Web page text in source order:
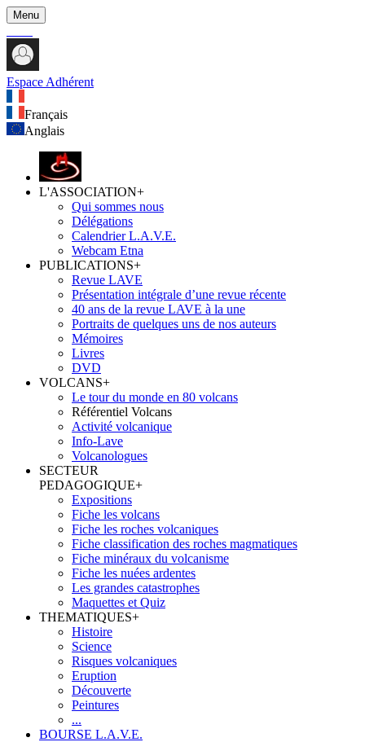
Menu
Espace Adhérent
Français
Anglais
L'ASSOCIATION+
Qui sommes nous
Délégations
Calendrier L.A.V.E.
Webcam Etna
PUBLICATIONS+
Revue LAVE
Présentation intégrale d’une revue récente
40 ans de la revue LAVE à la une
Portraits de quelques uns de nos auteurs
Mémoires
Livres
DVD
VOLCANS+
Le tour du monde en 80 volcans
Référentiel Volcans
Activité volcanique
Info-Lave
Volcanologues
SECTEUR
PEDAGOGIQUE+
Expositions
Fiche les volcans
Fiche les roches volcaniques
Fiche classification des roches magmatiques
Fiche minéraux du volcanisme
Fiche les nuées ardentes
Les grandes catastrophes
Maquettes et Quiz
THEMATIQUES+
Histoire
Science
Risques volcaniques
Eruption
Découverte
Peintures
...
BOURSE L.A.V.E.